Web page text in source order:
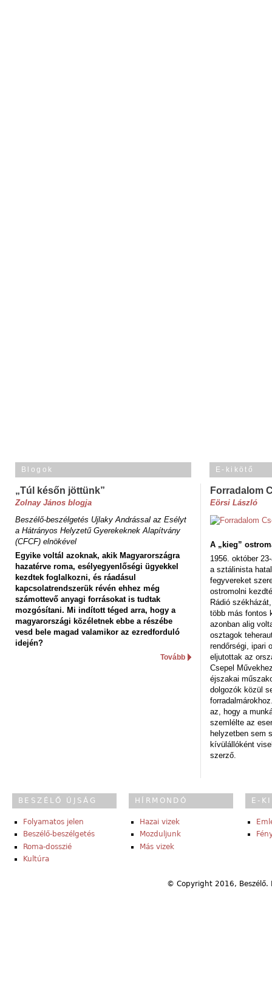
Blogok
„Túl későn jöttünk”
Zolnay János blogja
Beszélő-beszélgetés Ujlaky Andrással az Esélyt
a Hátrányos Helyzetű Gyerekeknek Alapítvány
(CFCF) elnökével
Egyike voltál azoknak, akik Magyarországra
hazatérve roma, esélyegyenlőségi ügyekkel
kezdtek foglalkozni, és ráadásul
kapcsolatrendszerük révén ehhez még
számottevő anyagi forrásokat is tudtak
mozgósítani. Mi indított téged arra, hogy a
magyarországi közéletnek ebbe a részébe
vesd bele magad valamikor az ezredforduló
idején?
Tovább
E-kikötő
Forradalom
Eörsi László
A „kieg”
1956. október
a sztálinista
fegyvereket
ostromolni
Rádió
több más fontos
azonban alig
osztagok
rendőrségi, ipari
eljutottak az
Csepel
éjszakai
dolgozók közül
az, hogy a
szemlélte az
helyzetben sem
kívülállóként
szerző.
BESZÉLŐ ÚJSÁG
Folyamatos jelen
Beszélő-beszélgetés
Roma-dosszié
Kultúra
HÍRMONDÓ
Hazai vizek
Mozduljunk
Más vizek
E-
© Copyright 2016,